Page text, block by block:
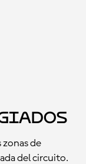
de
del circuito.